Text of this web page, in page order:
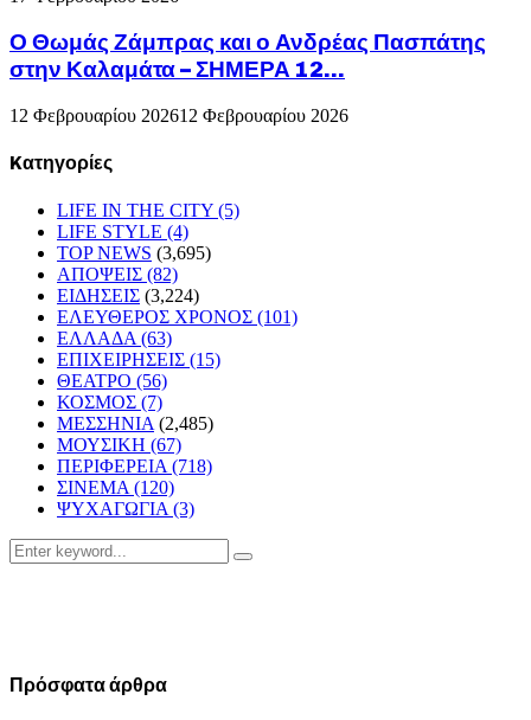
Ο Θωμάς Ζάμπρας και ο Ανδρέας Πασπάτης
στην Καλαμάτα – ΣΗΜΕΡΑ 12...
12 Φεβρουαρίου 202612 Φεβρουαρίου 2026
Kατηγορίες
LIFE IN THE CITY (5)
LIFE STYLE (4)
TOP NEWS (3,695)
ΑΠΟΨΕΙΣ (82)
ΕΙΔΗΣΕΙΣ (3,224)
ΕΛΕΥΘΕΡΟΣ ΧΡΟΝΟΣ (101)
ΕΛΛΑΔΑ (63)
ΕΠΙΧΕΙΡΗΣΕΙΣ (15)
ΘΕΑΤΡΟ (56)
ΚΟΣΜΟΣ (7)
ΜΕΣΣΗΝΙΑ (2,485)
ΜΟΥΣΙΚΗ (67)
ΠΕΡΙΦΕΡΕΙΑ (718)
ΣΙΝΕΜΑ (120)
ΨΥΧΑΓΩΓΙΑ (3)
Search
for:
Search
Πρόσφατα άρθρα